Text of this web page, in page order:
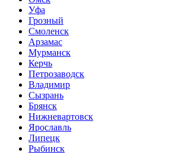
Уфа
Грозный
Смоленск
Арзамас
Мурманск
Керчь
Петрозаводск
Владимир
Сызрань
Брянск
Нижневартовск
Ярославль
Липецк
Рыбинск